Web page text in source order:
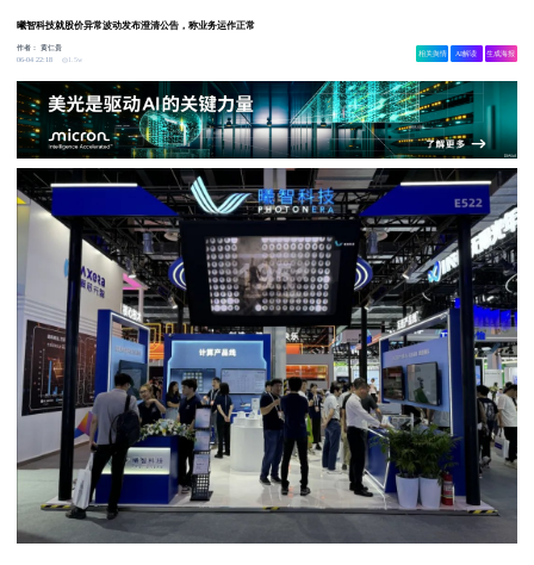
曦智科技就股价异常波动发布澄清公告，称业务运作正常
作者：黄仁贵
06-04 22:18
1.5w
相关舆情 AI解读 生成海报